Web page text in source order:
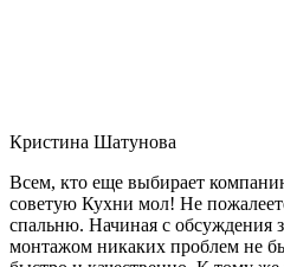
Кристина Шатунова
Всем, кто еще выбирает
советую Кухни мол! Не
спальню. Начиная с обсуждения
монтажом никаких проблем не